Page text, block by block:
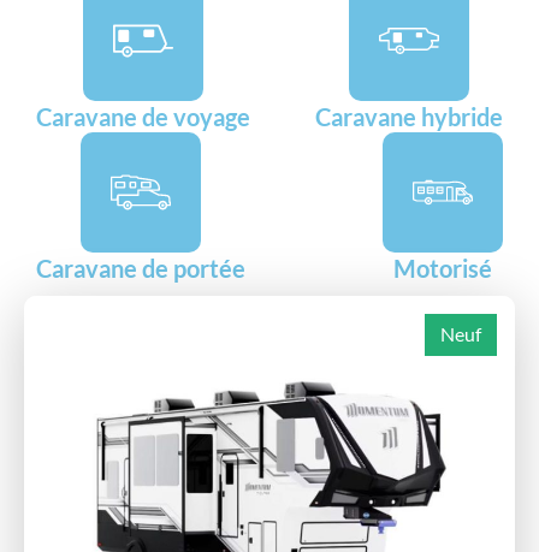
Caravane de voyage Caravane hybride
Caravane de portée Motorisé
Neuf